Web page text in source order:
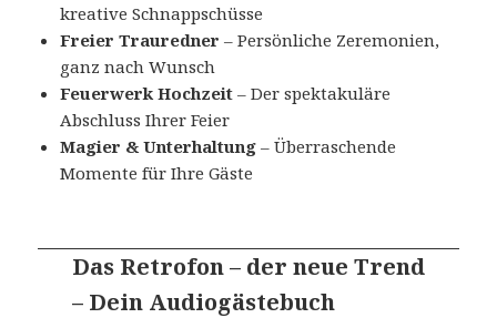
kreative Schnappschüsse
Freier Trauredner – Persönliche Zeremonien,
ganz nach Wunsch
Feuerwerk Hochzeit – Der spektakuläre
Abschluss Ihrer Feier
Magier & Unterhaltung – Überraschende
Momente für Ihre Gäste
Das Retrofon – der neue Trend
– Dein Audiogästebuch